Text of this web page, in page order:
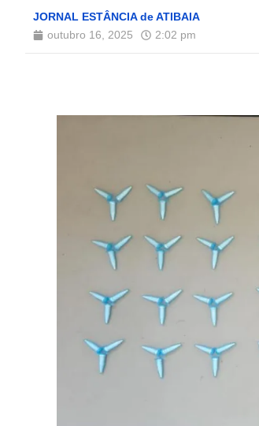
JORNAL ESTÂNCIA de ATIBAIA
outubro 16, 2025
2:02 pm